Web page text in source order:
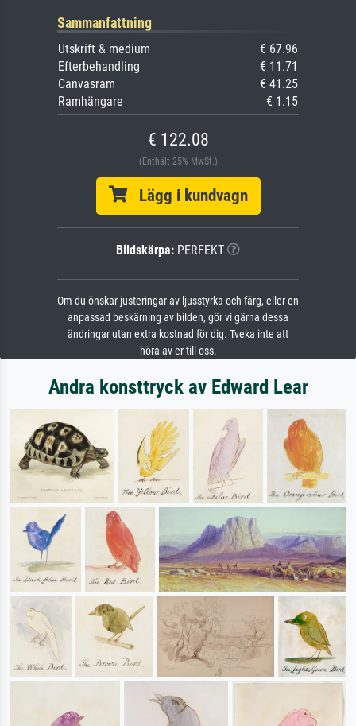
Sammanfattning
Utskrift & medium
€ 67.96
Efterbehandling
€ 11.71
Canvasram
€ 41.25
Ramhängare
€ 1.15
€ 122.08
(Enthält 25% MwSt.)
Lägg i kundvagn
Bildskärpa: PERFEKT
Om du önskar justeringar av ljusstyrka och färg, eller en
anpassad beskärning av bilden, gör vi gärna dessa
ändringar utan extra kostnad för dig. Tveka inte att
höra av er till oss.
Andra konsttryck av Edward Lear